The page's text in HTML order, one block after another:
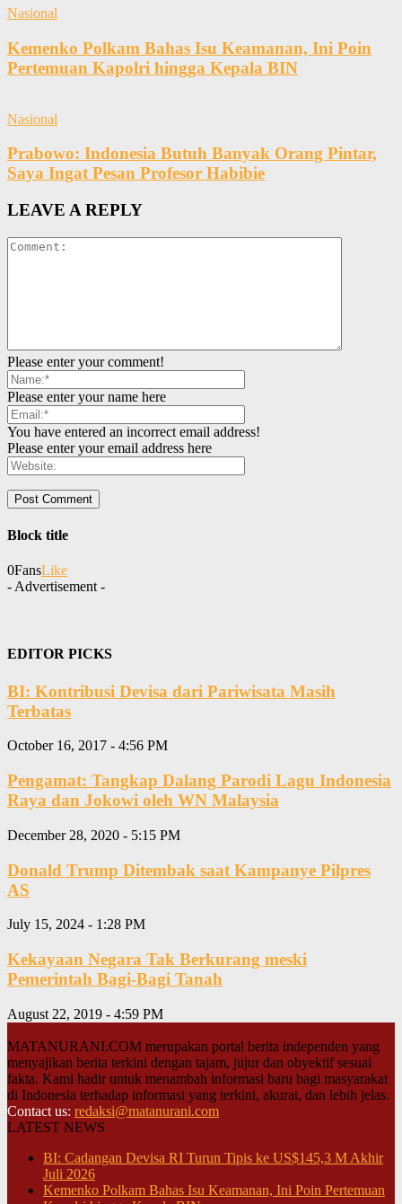
Nasional
Kemenko Polkam Bahas Isu Keamanan, Ini Poin
Pertemuan Kapolri hingga Kepala BIN
Nasional
Prabowo: Indonesia Butuh Banyak Orang Pintar,
Saya Ingat Pesan Profesor Habibie
LEAVE A REPLY
Please enter your comment!
Please enter your name here
You have entered an incorrect email address!
Please enter your email address here
Block title
0FansLike
- Advertisement -
EDITOR PICKS
BI: Kontribusi Devisa dari Pariwisata Masih
Terbatas
October 16, 2017 - 4:56 PM
Pengamat: Tangkap Dalang Parodi Lagu Indonesia
Raya dan Jokowi oleh WN Malaysia
December 28, 2020 - 5:15 PM
Donald Trump Ditembak saat Kampanye Pilpres
AS
July 15, 2024 - 1:28 PM
Kekayaan Negara Tak Berkurang meski
Pemerintah Bagi-Bagi Tanah
August 22, 2019 - 4:59 PM
MATANURANI.COM merupakan portal berita independen yang
menyajikan berita terkini dengan tajam, jujur dan obyektif sesuai
fakta. Kami hadir untuk menambah informasi baru bagi masyarakat
di Indonesia terhadap informasi yang terkini, akurat, dan lebih jelas.
Contact us: redaksi@matanurani.com
LATEST NEWS
BI: Cadangan Devisa RI Turun Tipis ke US$145,3 M Akhir
Juli 2026
Kemenko Polkam Bahas Isu Keamanan, Ini Poin Pertemuan